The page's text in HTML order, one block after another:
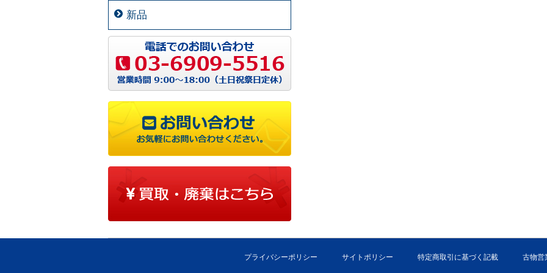
新品
プライバシーポリシー サイトポリシー 特定商取引に基づく記載 古物営